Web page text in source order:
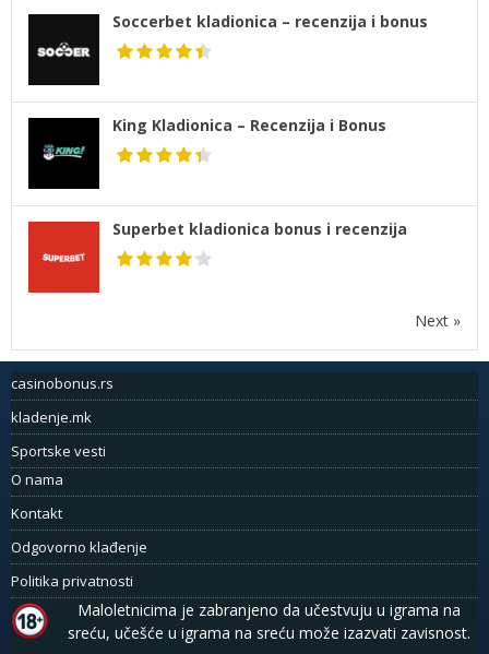
Soccerbet kladionica – recenzija i bonus
King Kladionica – Recenzija i Bonus
Superbet kladionica bonus i recenzija
Next »
casinobonus.rs
kladenje.mk
Sportske vesti
O nama
Kontakt
Odgovorno klađenje
Politika privatnosti
Maloletnicima je zabranjeno da učestvuju u igrama na
sreću, učešće u igrama na sreću može izazvati zavisnost.